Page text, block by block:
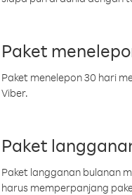
Paket
Paket menelepon 30 hari
Viber.
Paket
Paket langganan bulanan
harus memperpanjang